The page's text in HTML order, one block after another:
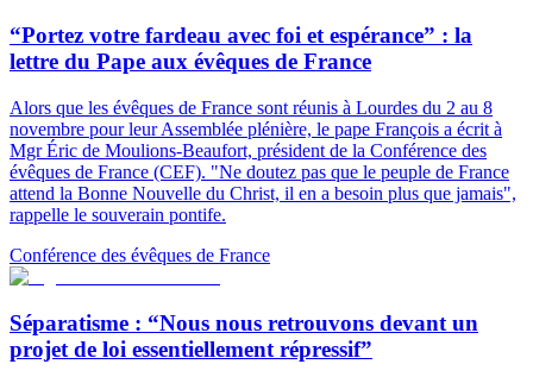
“Portez votre fardeau avec foi et espérance” : la
lettre du Pape aux évêques de France
Alors que les évêques de France sont réunis à Lourdes du 2 au 8
novembre pour leur Assemblée plénière, le pape François a écrit à
Mgr Éric de Moulions-Beaufort, président de la Conférence des
évêques de France (CEF). "Ne doutez pas que le peuple de France
attend la Bonne Nouvelle du Christ, il en a besoin plus que jamais",
rappelle le souverain pontife.
Conférence des évêques de France
Séparatisme : “Nous nous retrouvons devant un
projet de loi essentiellement répressif”